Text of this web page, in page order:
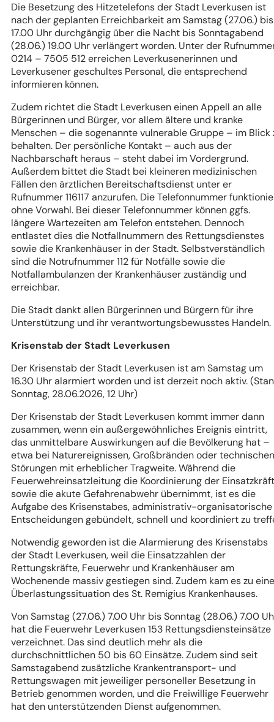
Die Besetzung des Hitzetelefons der Stadt Leverkusen ist
nach der geplanten Erreichbarkeit am Samstag (27.06.) bis
17.00 Uhr durchgängig über die Nacht bis Sonntagabend
(28.06.) 19.00 Uhr verlängert worden. Unter der
0214 – 7505 512 erreichen Leverkusenerinnen und
Leverkusener geschultes Personal, die entsprechend
informieren können.
Zudem richtet die Stadt Leverkusen einen Appell an alle
Bürgerinnen und Bürger, vor allem ältere und kranke
Menschen – die sogenannte vulnerable Gruppe – im Blick
behalten. Der persönliche Kontakt – auch aus der
Nachbarschaft heraus – steht dabei im Vordergrund.
Außerdem bittet die Stadt bei kleineren medizinischen
Fällen den ärztlichen Bereitschaftsdienst unter er
Rufnummer 116117 anzurufen. Die Telefonnummer
ohne Vorwahl. Bei dieser Telefonnummer können ggfs.
längere Wartezeiten am Telefon entstehen. Dennoch
entlastet dies die Notfallnummern des Rettungsdienstes
sowie die Krankenhäuser in der Stadt. Selbstverständlich
sind die Notrufnummer 112 für Notfälle sowie die
Notfallambulanzen der Krankenhäuser zuständig und
erreichbar.
Die Stadt dankt allen Bürgerinnen und Bürgern für ihre
Unterstützung und ihr verantwortungsbewusstes Handeln.
Krisenstab der Stadt Leverkusen
Der Krisenstab der Stadt Leverkusen ist am Samstag um
16.30 Uhr alarmiert worden und ist derzeit noch aktiv.
Sonntag, 28.06.2026, 12 Uhr)
Der Krisenstab der Stadt Leverkusen kommt immer dann
zusammen, wenn ein außergewöhnliches Ereignis eintritt,
das unmittelbare Auswirkungen auf die Bevölkerung hat –
etwa bei Naturereignissen, Großbränden oder technischen
Störungen mit erheblicher Tragweite. Während die
Feuerwehreinsatzleitung die Koordinierung der
sowie die akute Gefahrenabwehr übernimmt, ist es die
Aufgabe des Krisenstabes, administrativ-organisatorische
Entscheidungen gebündelt, schnell und koordiniert zu
Notwendig geworden ist die Alarmierung des Krisenstabs
der Stadt Leverkusen, weil die Einsatzzahlen der
Rettungskräfte, Feuerwehr und Krankenhäuser am
Wochenende massiv gestiegen sind. Zudem kam es zu
Überlastungssituation des St. Remigius Krankenhauses.
Von Samstag (27.06.) 7.00 Uhr bis Sonntag (28.06.) 7.00
hat die Feuerwehr Leverkusen 153 Rettungsdiensteinsätze
verzeichnet. Das sind deutlich mehr als die
durchschnittlichen 50 bis 60 Einsätze. Zudem sind seit
Samstagabend zusätzliche Krankentransport- und
Rettungswagen mit jeweiliger personeller Besetzung in
Betrieb genommen worden, und die Freiwillige Feuerwehr
hat den unterstützenden Dienst aufgenommen.